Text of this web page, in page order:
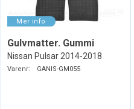
Gulvmatter. Gummi
Nissan Pulsar 2014-2018
Varenr: GANIS-GM055